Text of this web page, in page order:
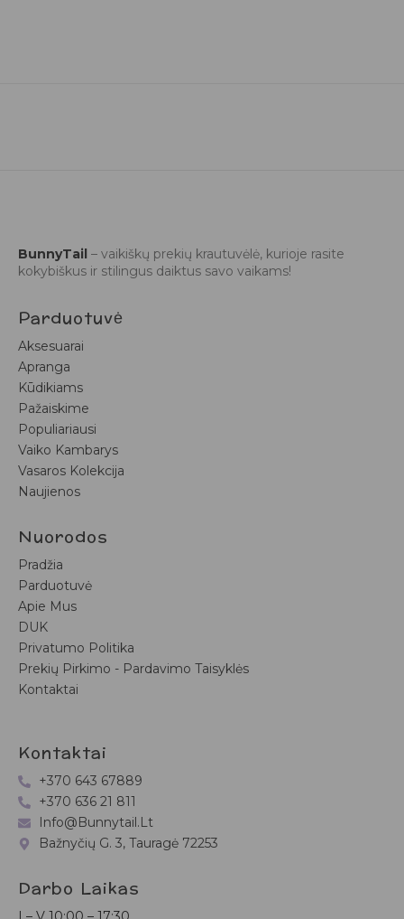
BunnyTail – vaikiškų prekių krautuvėlė, kurioje rasite
kokybiškus ir stilingus daiktus savo vaikams!
Parduotuvė
Aksesuarai
Apranga
Kūdikiams
Pažaiskime
Populiariausi
Vaiko Kambarys
Vasaros Kolekcija
Naujienos
Nuorodos
Pradžia
Parduotuvė
Apie Mus
DUK
Privatumo Politika
Prekių Pirkimo - Pardavimo Taisyklės
Kontaktai
Kontaktai
+370 643 67889
+370 636 21 811
Info@bunnytail.lt
Bažnyčių G. 3, Tauragė 72253
Darbo Laikas